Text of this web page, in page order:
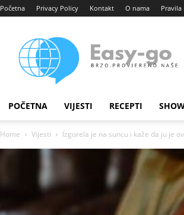
Početna Privacy Policy Kontakt O nama
portal
POČETNA VIJESTI RECEPTI
Home Vijesti Izgorela je na suncu i kaže da ju je